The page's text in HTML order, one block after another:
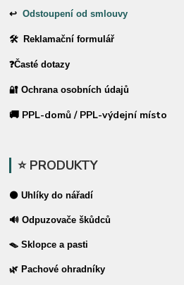
↩Odstoupení od smlouvy
🛠 Reklamační formulář
❓Časté dotazy
🔐 Ochrana osobních údajů
🚚 PPL-domů / PPL-výdejní místo
⭐ PRODUKTY
⚫ Uhlíky do nářadí
🔊 Odpuzovače škůdců
🪤 Sklopce a pasti
🌿 Pachové ohradníky